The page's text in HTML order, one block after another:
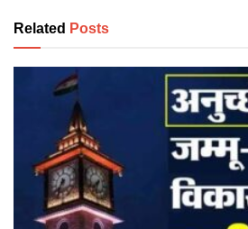
Related Posts